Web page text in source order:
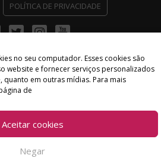
no seu computador. Esses cookies são
website e fornecer serviços personalizados
quanto em outras mídias. Para mais
de
Aceitar cookies
Negar
POLÍTICA DE PRIVACIDADE
TwitterInstagram
Youtube
- Arte, Cultura Pop e Entretenimento
por Del Vieira